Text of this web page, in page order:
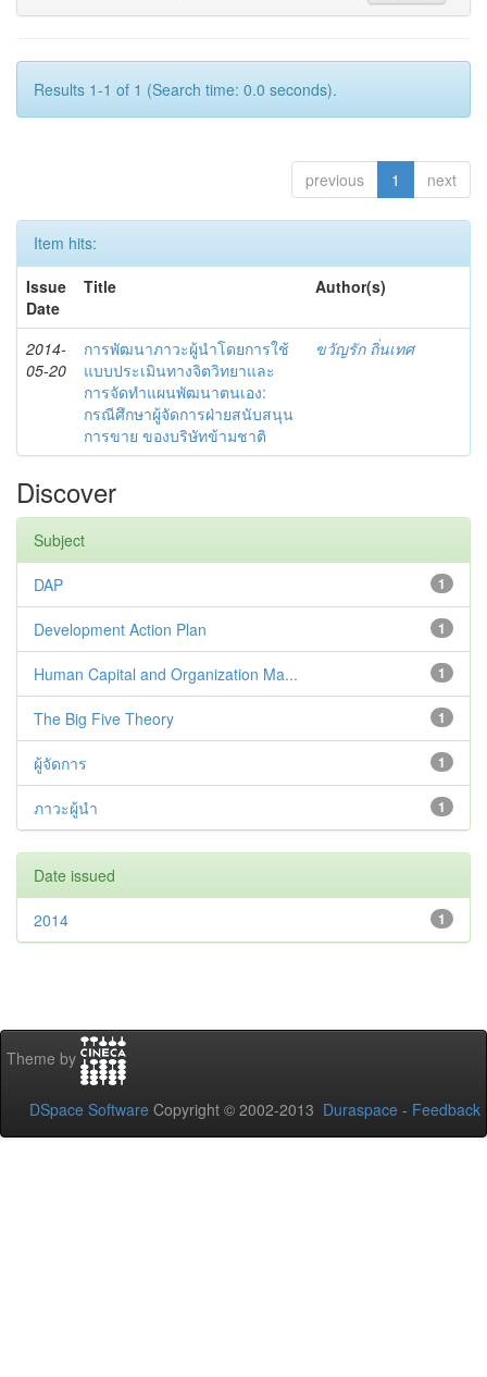
Results 1-1 of 1 (Search time: 0.0 seconds).
previous 1 next
Item hits:
Issue
Date
Title Author(s)
2014-
05-20
การพัฒนาภาวะผู้นำโดยการใช้
แบบประเมินทางจิตวิทยาและ
การจัดทำแผนพัฒนาตนเอง:
กรณีศึกษาผู้จัดการฝ่ายสนับสนุน
การขาย ของบริษัทข้ามชาติ
ขวัญรัก ถิ่นเทศ
Discover
Subject
1
DAP
1
Development Action Plan
1
Human Capital and Organization Ma...
1
The Big Five Theory
1
ผู้จัดการ
1
ภาวะผู้นำ
Date issued
1
2014
Theme by
DSpace Software Copyright © 2002-2013 Duraspace - Feedback